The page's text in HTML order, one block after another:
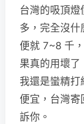
台灣的吸頂
多，完全沒
便就 7~8 千
果真的用壞
我還是蠻精打
便宜，台灣寄
訴你。